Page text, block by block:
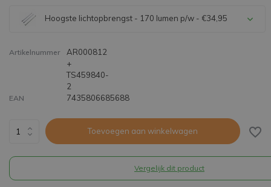
Hoogste lichtopbrengst - 170 lumen p/w - €34,95
Artikelnummer
AR000812
+
TS459840-
2
EAN 7435806685688
Toevoegen aan winkelwagen
Vergelijk dit product